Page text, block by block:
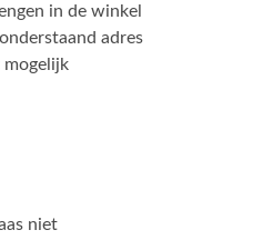
in de winkel
adres
mogelijk
niet